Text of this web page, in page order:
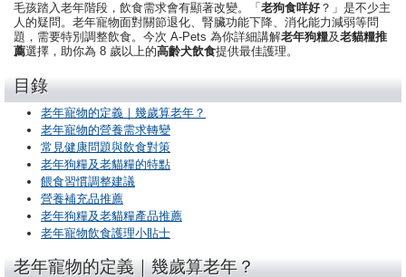
毛孩踏入老年階段，飲食需求會有顯著改變。「 老狗食咩好？」是不少主
人的疑問。老年寵物面對關節退化、腎臟功能下降、消化能力減弱等問
題，需要特別調整飲食。今次 A-Pets 為你詳細講解老年狗糧及老貓糧推
薦選擇，助你為 8 歲以上的高齡犬飲食提供最佳護理。
目錄
老年寵物的定義｜幾歲算老年？
老年寵物的營養需求轉變
常見健康問題與飲食對策
老年狗糧及老貓糧的特點
餵食習慣調整建議
營養補充品推薦
老年狗糧及老貓糧產品推薦
老年寵物飲食護理小貼士
老年寵物的定義｜幾歲算老年？